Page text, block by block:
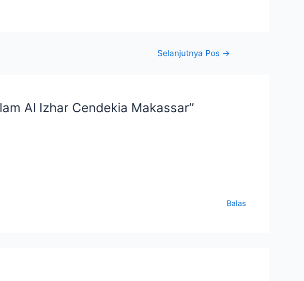
Selanjutnya Pos →
Al Izhar Cendekia Makassar”
Balas